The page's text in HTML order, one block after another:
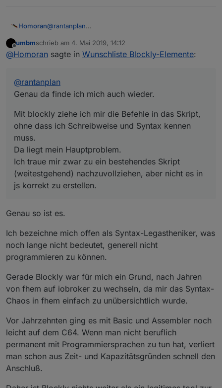
Homoran@rantanplan
Mit blockly ziehe ich mir die Befehle in das Skript,
ohne dass ich Schreibweise und Syntax kennen
Ich traue mir zwar zu ein bestehendes Skript
(weitestgehend) nachzuvollziehen, aber nicht es in
Offline
umbmschrieb am 4. Mai 2019, 14:12
zuletzt editiert von
@Homoran sagte in Wunschliste Blockly-Elemente:
@rantanplan
Genau da finde ich mich auch wieder.
Mit blockly ziehe ich mir die Befehle in das Skript,
ohne dass ich Schreibweise und Syntax kennen
muss.
Da liegt mein Hauptproblem.
Ich traue mir zwar zu ein bestehendes Skript
(weitestgehend) nachzuvollziehen, aber nicht es in
js korrekt zu erstellen.
Genau so ist es.
Ich bezeichne mich offen als Syntax-Legastheniker, was
noch lange nicht bedeutet, generell nicht
programmieren zu können.
Gerade Blockly war für mich ein Grund, nach Jahren
von fhem auf iobroker zu wechseln, da mir das Syntax-
Chaos in fhem einfach zu unübersichtlich wurde.
Vor Jahrzehnten ging es mit Basic und Assembler noch
leicht auf dem C64. Wenn man nicht beruflich
permanent mit Programmiersprachen zu tun hat, verliert
man schon aus Zeit- und Kapazitätsgründen schnell den
Anschluß.